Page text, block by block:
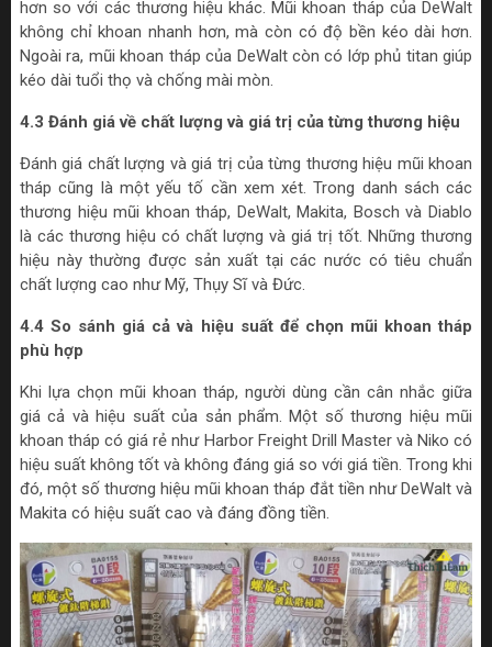
hơn so với các thương hiệu khác. Mũi khoan tháp của DeWalt
không chỉ khoan nhanh hơn, mà còn có độ bền kéo dài hơn.
Ngoài ra, mũi khoan tháp của DeWalt còn có lớp phủ titan giúp
kéo dài tuổi thọ và chống mài mòn.
4.3 Đánh giá về chất lượng và giá trị của từng thương hiệu
Đánh giá chất lượng và giá trị của từng thương hiệu mũi khoan
tháp cũng là một yếu tố cần xem xét. Trong danh sách các
thương hiệu mũi khoan tháp, DeWalt, Makita, Bosch và Diablo
là các thương hiệu có chất lượng và giá trị tốt. Những thương
hiệu này thường được sản xuất tại các nước có tiêu chuẩn
chất lượng cao như Mỹ, Thụy Sĩ và Đức.
4.4 So sánh giá cả và hiệu suất để chọn mũi khoan tháp
phù hợp
Khi lựa chọn mũi khoan tháp, người dùng cần cân nhắc giữa
giá cả và hiệu suất của sản phẩm. Một số thương hiệu mũi
khoan tháp có giá rẻ như Harbor Freight Drill Master và Niko có
hiệu suất không tốt và không đáng giá so với giá tiền. Trong khi
đó, một số thương hiệu mũi khoan tháp đắt tiền như DeWalt và
Makita có hiệu suất cao và đáng đồng tiền.